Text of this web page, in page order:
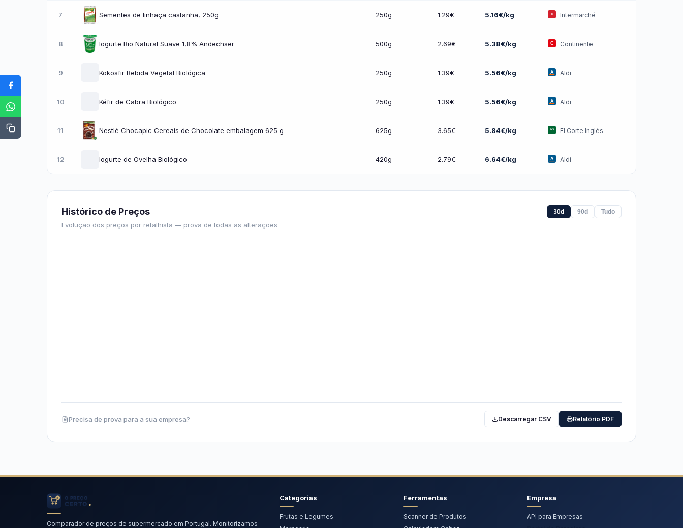
7 Sementes de linhaça castanha, 250g 250g 1.29€ 5.16€/kg Intermarché
8 Iogurte Bio Natural Suave 1,8% Andechser 500g 2.69€ 5.38€/kg Continente
9 Kokosfir Bebida Vegetal Biológica 250g 1.39€ 5.56€/kg Aldi
10 Kéfir de Cabra Biológico 250g 1.39€ 5.56€/kg Aldi
11 Nestlé Chocapic Cereais de Chocolate embalagem 625 g 625g 3.65€ 5.84€/kg El Corte Inglés
12 Iogurte de Ovelha Biológico 420g 2.79€ 6.64€/kg Aldi
Histórico de Preços
Evolução dos preços por retalhista — prova de todas as alterações
30d 90d Tudo
Precisa de prova para a sua empresa? Descarregar CSV Relatório PDF
Comparador de preços de supermercado em Portugal. Monitorizamos
Categorias
Frutas e Legumes
Ferramentas
Scanner de Produtos
Empresa
API para Empresas